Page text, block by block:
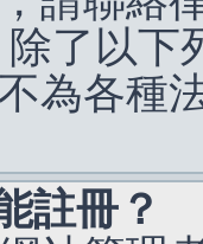
了以下
為各種
註冊？